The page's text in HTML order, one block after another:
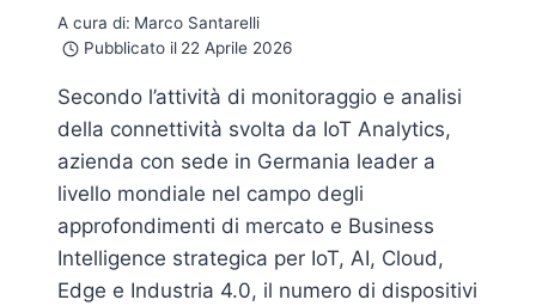
A cura di: Marco Santarelli
Pubblicato il 22 Aprile 2026
Secondo l’attività di monitoraggio e analisi
della connettività svolta da IoT Analytics,
azienda con sede in Germania leader a
livello mondiale nel campo degli
approfondimenti di mercato e Business
Intelligence strategica per IoT, AI, Cloud,
Edge e Industria 4.0, il numero di dispositivi